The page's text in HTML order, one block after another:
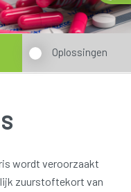
Oplossingen
wordt veroorzaakt
zuurstoftekort van